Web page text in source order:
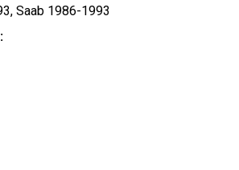
Saab 1986-1993